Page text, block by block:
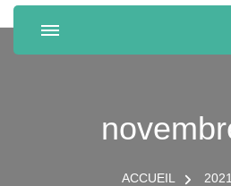
ACCUEIL 2021